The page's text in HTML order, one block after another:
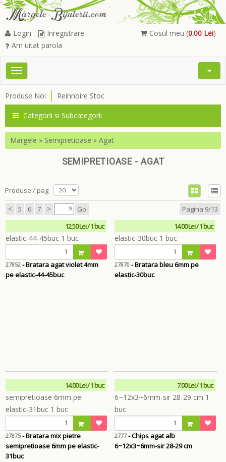
Cosul meu (0.00 Lei)
Login
Inregistrare
Am uitat parola
Toggle
Open
Produse Noi Reinnoire Stoc
Categorii si Subcategorii
Margele » Semipretioase » Agat
SEMIPRETIOASE - AGAT
Produse / pag
< 5 6 7 > Go
Pagina 9/13
12.50 Lei / 1 buc
27852 - Bratara agat violet 4mm
pe elastic-44-45buc
14.00 Lei / 1 buc
27870- Bratara bleu 6mm pe
elastic-30buc
14.00 Lei / 1 buc
27875- Bratara mix pietre
semipretioase 6mm pe elastic-
31buc
7.00 Lei / 1 buc
2777- Chips agat alb
6~12x3~6mm-sir 28-29 cm